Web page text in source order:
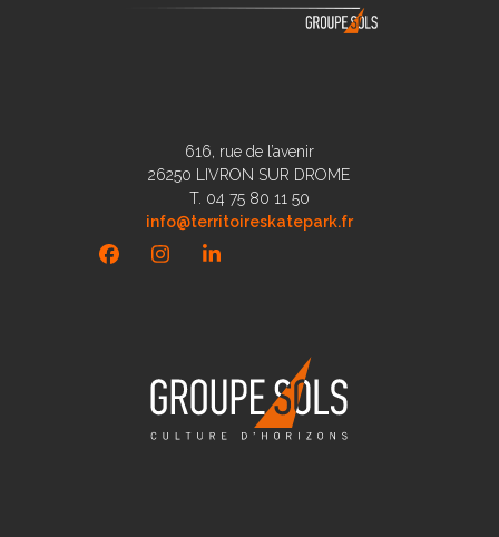
616, rue de l’avenir
26250 LIVRON SUR DROME
T. 04 75 80 11 50
info@territoireskatepark.fr
FacebookInstagramLinkedIn